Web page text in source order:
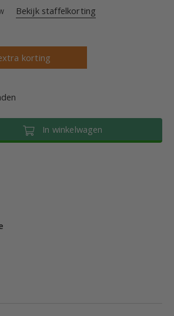
Bekijk staffelkorting
korting
In winkelwagen